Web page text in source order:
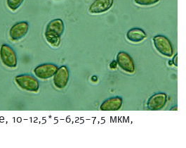
10-12,5*5-6,25-7,5 мкм,